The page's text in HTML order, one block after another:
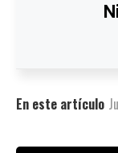
En este artículo